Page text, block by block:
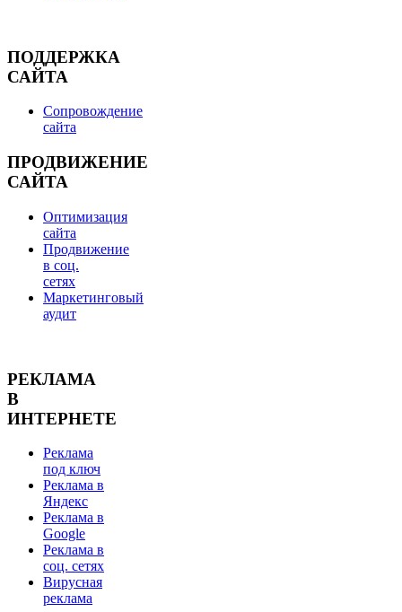
ПОДДЕРЖКА
САЙТА
Сопровождение
сайта
ПРОДВИЖЕНИЕ
САЙТА
Оптимизация
сайта
Продвижение
в соц.
сетях
Маркетинговый
аудит
РЕКЛАМА
В
ИНТЕРНЕТЕ
Реклама
под ключ
Реклама в
Яндекс
Реклама в
Google
Реклама в
соц. сетях
Вирусная
реклама